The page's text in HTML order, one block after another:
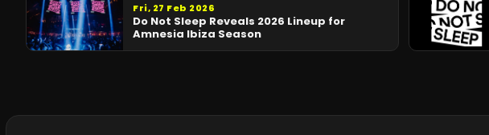
Fri, 27 Feb 2026
Do Not Sleep Reveals 2026 Lineup for
Amnesia Ibiza Season